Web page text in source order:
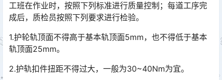
工班在作业时，按照下列标准进行质量控制；每道工序完
成后，质检员按照下列要求进行检验。
1.护轮轨顶面不得高于基本轨顶面5mm，也不得低于基本
轨顶面25mm。
2.护轨扣件扭距不得过大，一般为30~40Nm为宜。